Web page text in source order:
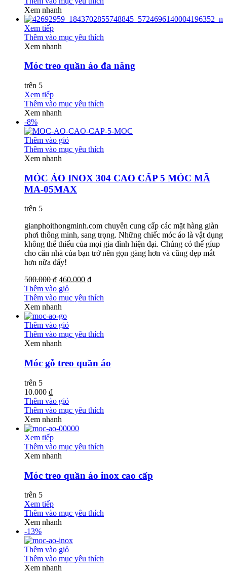
Xem nhanh
Xem tiếp
Thêm vào mục yêu thích
Xem nhanh
Móc treo quần áo đa năng
trên 5
Xem tiếp
Thêm vào mục yêu thích
Xem nhanh
-8%
Thêm vào giỏ
Thêm vào mục yêu thích
Xem nhanh
MÓC ÁO INOX 304 CAO CẤP 5 MÓC MÃ
MA-05MAX
trên 5
gianphoithongminh.com chuyên cung cấp các mặt hàng giàn
phơi thông minh, sang trọng. Những chiếc móc áo là vật dụng
không thể thiếu của mọi gia đình hiện đại. Chúng có thể gíup
cho căn nhà của bạn trở nên gọn gàng hơn và cũng đẹp mắt
hơn nữa đấy!
500.000 ₫ 460.000 ₫
Thêm vào giỏ
Thêm vào mục yêu thích
Xem nhanh
Thêm vào giỏ
Thêm vào mục yêu thích
Xem nhanh
Móc gỗ treo quần áo
trên 5
10.000 ₫
Thêm vào giỏ
Thêm vào mục yêu thích
Xem nhanh
Xem tiếp
Thêm vào mục yêu thích
Xem nhanh
Móc treo quần áo inox cao cấp
trên 5
Xem tiếp
Thêm vào mục yêu thích
Xem nhanh
-13%
Thêm vào giỏ
Thêm vào mục yêu thích
Xem nhanh